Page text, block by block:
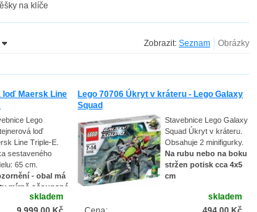
na klíče
Zobrazit:
loď Maersk Line
Lego
loď
Line Triple-E.
sestaveného
65 cm.
- obal má
mírně ošoupané
malou část
skladem
Lego 70706 Úkryt v kráteru - Lego Galaxy
Squad
Stavebnice Lego Galaxy
Squad Úkryt v kráteru.
Obsahuje 2 minifigurky.
Na rubu nebo na boku
stržen potisk cca 4x5
cm
skladem